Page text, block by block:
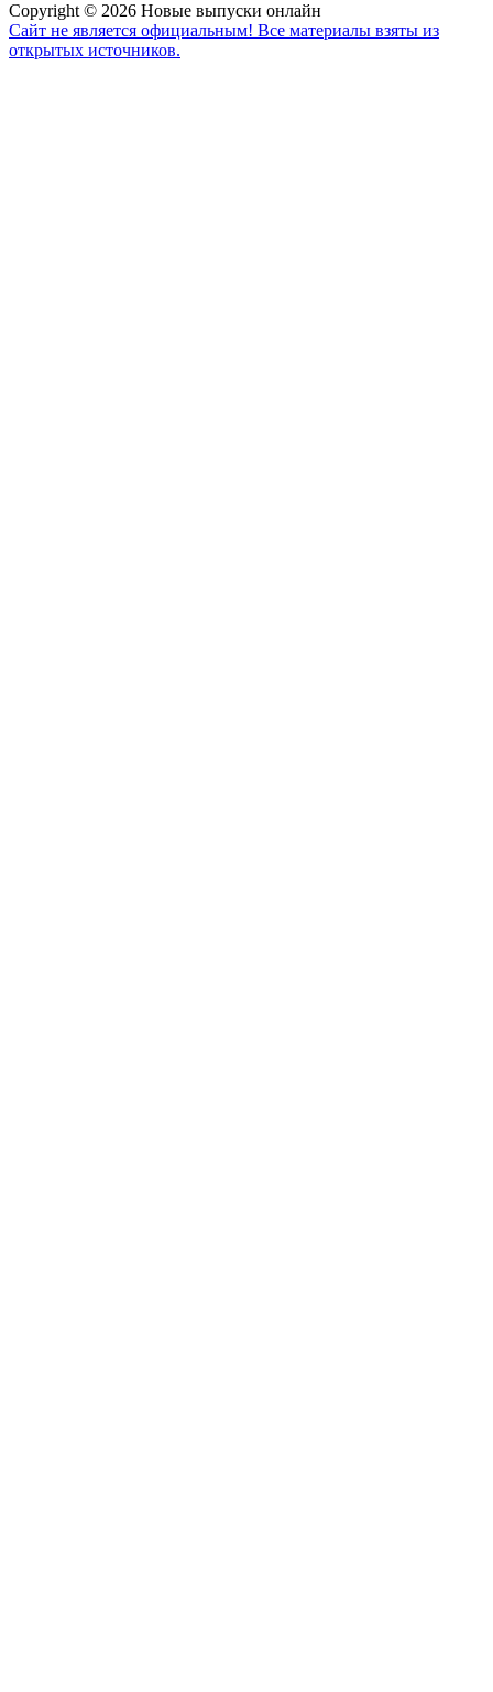
Copyright © 2026 Новые выпуски онлайн
Сайт не является официальным! Все материалы взяты из
открытых источников.